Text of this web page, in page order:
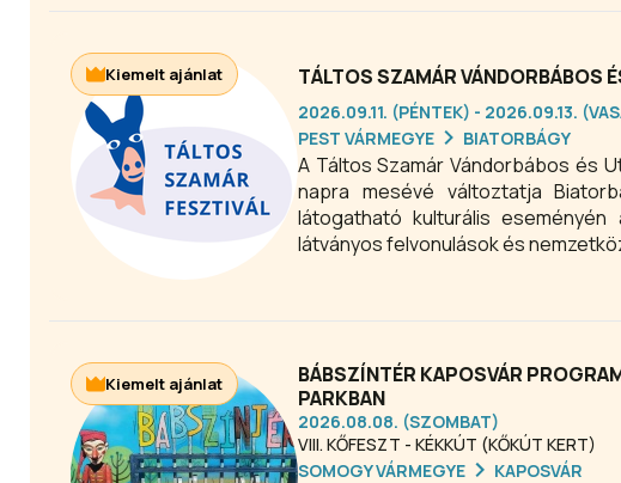
TÁLTOS SZAMÁR VÁNDORBÁBOS
2026.09.11. (PÉNTEK) - 2026.09.13.
PEST VÁRMEGYE
BIATORBÁGY
A Táltos Szamár Vándorbábos és
napra mesévé változtatja
látogatható kulturális
látványos felvonulások és
Kiemelt ajánlat
BÁBSZÍNTÉR KAPOSVÁR
PARKBAN
2026.08.08. (SZOMBAT)
VIII. KŐFESZT - KÉKKÚT (KŐKÚT KERT)
SOMOGY VÁRMEGYE
KAPOSVÁR
Kiemelt ajánlat